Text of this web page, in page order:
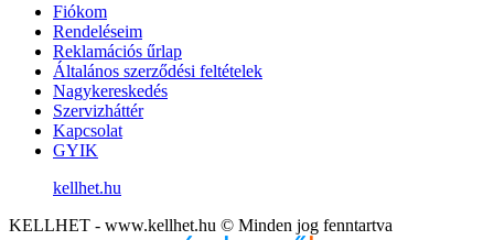
Fiókom
Rendeléseim
Reklamációs űrlap
Általános szerződési feltételek
Nagykereskedés
Szervizháttér
Kapcsolat
GYIK
kellhet.hu
KELLHET - www.kellhet.hu © Minden jog fenntartva